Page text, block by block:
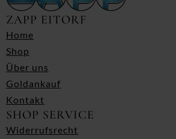
ZAPP EITORF
Home
Shop
Über uns
Goldankauf
Kontakt
SHOP SERVICE
Widerrufsrecht